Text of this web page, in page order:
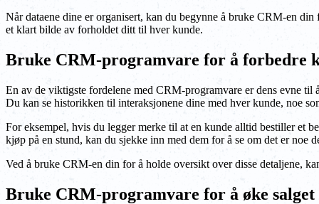
Når dataene dine er organisert, kan du begynne å bruke CRM-en
et klart bilde av forholdet ditt til hver kunde.
Bruke CRM-programvare for å forbedre
En av de viktigste fordelene med CRM-programvare er dens evne
Du kan se historikken til interaksjonene dine med hver kunde, noe
For eksempel, hvis du legger merke til at en kunde alltid bestiller et
kjøp på en stund, kan du sjekke inn med dem for å se om det er noe
Ved å bruke CRM-en din for å holde oversikt over disse detaljene,
Bruke CRM-programvare for å øke salget